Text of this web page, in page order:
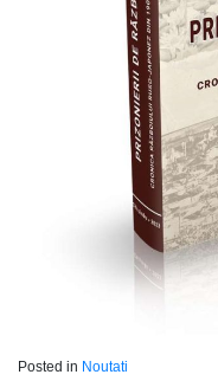
Posted in Noutati